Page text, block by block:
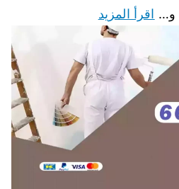
و… اقرأ المزيد